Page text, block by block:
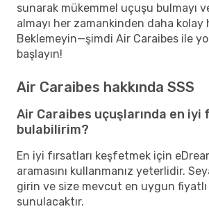
sunarak mükemmel uçuşu bulmayı
almayı her zamankinden daha kolay
Beklemeyin—şimdi Air Caraibes ile
başlayın!
Air Caraibes hakkında SSS
Air Caraibes uçuşlarında en iyi
bulabilirim?
En iyi fırsatları keşfetmek için
aramasını kullanmanız yeterlidir.
girin ve size mevcut en uygun
sunulacaktır.